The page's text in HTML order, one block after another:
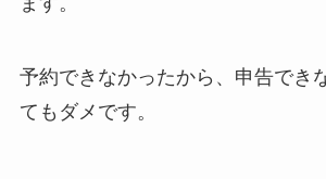
予約できなかったから、申告でき
てもダメです。